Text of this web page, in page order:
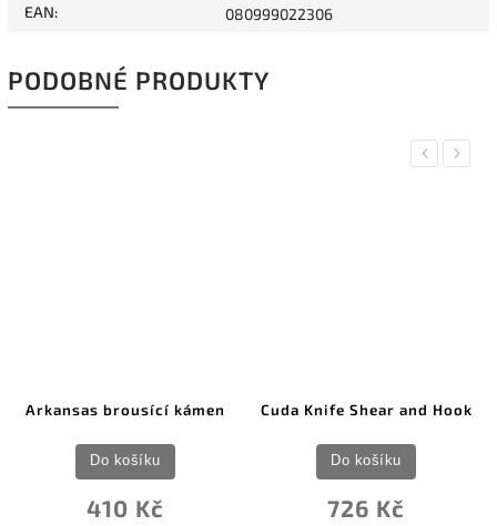
EAN: 080999022306
PODOBNÉ PRODUKTY
Previous
Arkansas brousící kámen
410 Kč
Do košíku
Cuda Knife Shear and Hook
726 Kč
Do košíku
Next